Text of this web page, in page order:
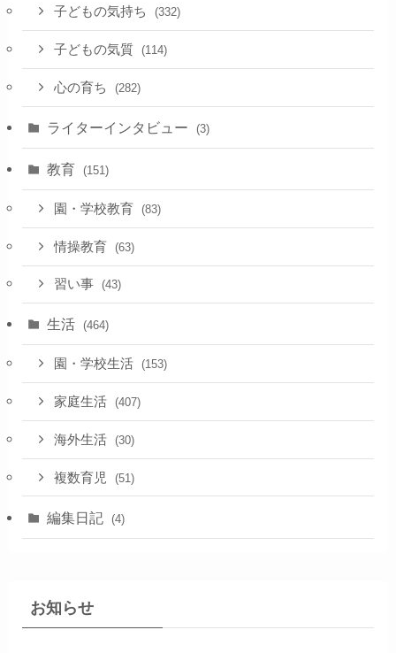
子どもの気持ち (332)
子どもの気質 (114)
心の育ち (282)
ライターインタビュー (3)
教育 (151)
園・学校教育 (83)
情操教育 (63)
習い事 (43)
生活 (464)
園・学校生活 (153)
家庭生活 (407)
海外生活 (30)
複数育児 (51)
編集日記 (4)
お知らせ